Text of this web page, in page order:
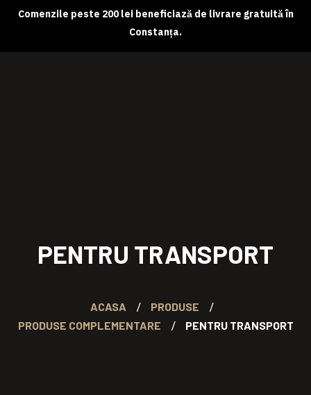
Comenzile peste 200 lei beneficiază de livrare gratuită în
Constanța.
PENTRU TRANSPORT
ACASA
PRODUSE
PRODUSE COMPLEMENTARE
PENTRU TRANSPORT